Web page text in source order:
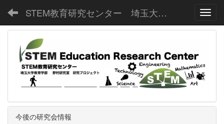
STEM教育研究センター 埼玉大学教育学部野村研究室
今後の研究会情報